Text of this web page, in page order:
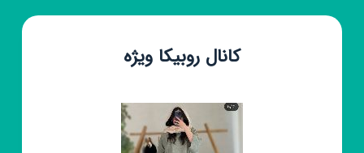
کانال روبیکا ویژه